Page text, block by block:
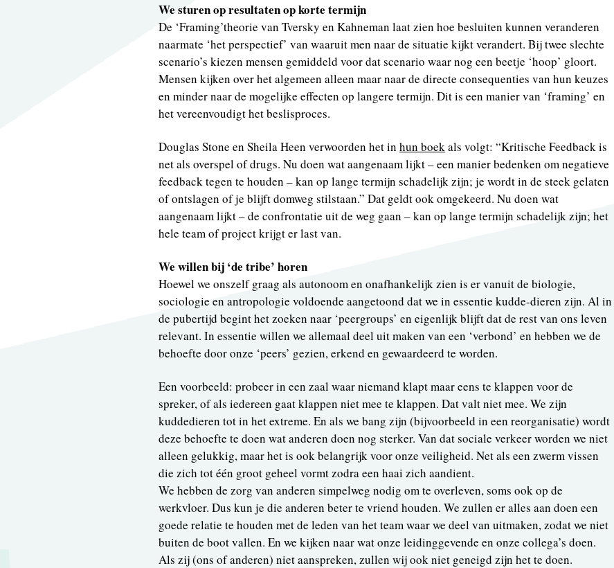
We sturen op resultaten op korte termijn
De ‘Framing’theorie van Tversky en Kahneman laat zien hoe besluiten kunnen veranderen
naarmate ‘het perspectief’ van waaruit men naar de situatie kijkt verandert. Bij twee slechte
scenario’s kiezen mensen gemiddeld voor dat scenario waar nog een beetje ‘hoop’ gloort.
Mensen kijken over het algemeen alleen maar naar de directe consequenties van hun keuzes
en minder naar de mogelijke effecten op langere termijn. Dit is een manier van ‘framing’ en
het vereenvoudigt het beslisproces.
Douglas Stone en Sheila Heen verwoorden het in hun boekals volgt: “Kritische Feedback is
net als overspel of drugs. Nu doen wat aangenaam lijkt – een manier bedenken om negatieve
feedback tegen te houden – kan op lange termijn schadelijk zijn; je wordt in de steek gelaten
of ontslagen of je blijft domweg stilstaan.” Dat geldt ook omgekeerd. Nu doen wat
aangenaam lijkt – de confrontatie uit de weg gaan – kan op lange termijn schadelijk zijn; het
hele team of project krijgt er last van.
We willen bij ‘de tribe’ horen
Hoewel we onszelf graag als autonoom en onafhankelijk zien is er vanuit de biologie,
sociologie en antropologie voldoende aangetoond dat we in essentie kudde-dieren zijn. Al in
de pubertijd begint het zoeken naar ‘peergroups’ en eigenlijk blijft dat de rest van ons leven
relevant. In essentie willen we allemaal deel uit maken van een ‘verbond’ en hebben we de
behoefte door onze ‘peers’ gezien, erkend en gewaardeerd te worden.
Een voorbeeld: probeer in een zaal waar niemand klapt maar eens te klappen voor de
spreker, of als iedereen gaat klappen niet mee te klappen. Dat valt niet mee. We zijn
kuddedieren tot in het extreme. En als we bang zijn (bijvoorbeeld in een reorganisatie) wordt
deze behoefte te doen wat anderen doen nog sterker. Van dat sociale verkeer worden we niet
alleen gelukkig, maar het is ook belangrijk voor onze veiligheid. Net als een zwerm vissen
die zich tot één groot geheel vormt zodra een haai zich aandient.
We hebben de zorg van anderen simpelweg nodig om te overleven, soms ook op de
werkvloer. Dus kun je die anderen beter te vriend houden. We zullen er alles aan doen een
goede relatie te houden met de leden van het team waar we deel van uitmaken, zodat we niet
buiten de boot vallen. En we kijken naar wat onze leidinggevende en onze collega’s doen.
Als zij (ons of anderen) niet aanspreken, zullen wij ook niet geneigd zijn het te doen.